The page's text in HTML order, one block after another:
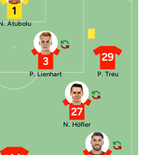
1
Atubolu
29
P. Treu
3
P. Lienhart
27
N. Höfler